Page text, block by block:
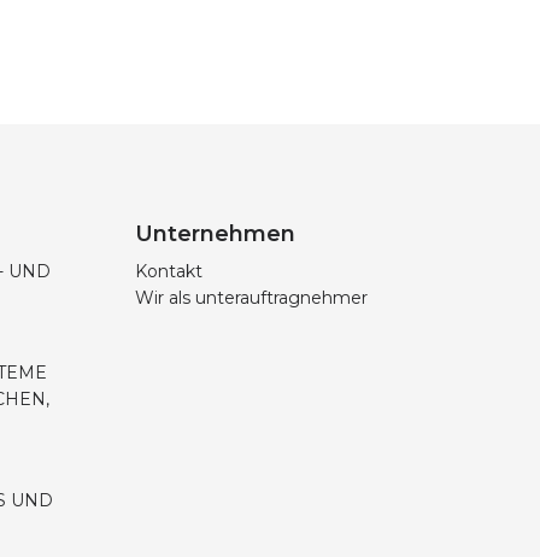
UND
UND
Unternehmen
Kontakt
Wir als unterauftragnehmer